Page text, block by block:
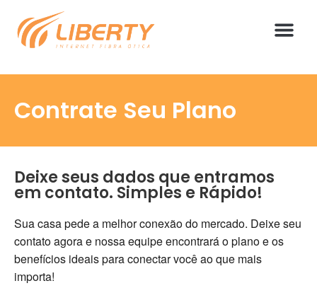
Contrate Seu Plano
Deixe seus dados que entramos
em contato. Simples e Rápido!
Sua casa pede a melhor conexão do mercado. Deixe seu
contato agora e nossa equipe encontrará o plano e os
benefícios ideais para conectar você ao que mais
importa!